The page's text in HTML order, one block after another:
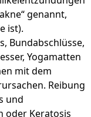
genannt,
ist).
Bundabschlüsse,
Yogamatten
mit dem
Reibung
und
oder Keratosis